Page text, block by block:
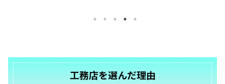
きる家の紹
...
参考になればと思います。 また、実
2designfukuoka公式LINE 目次1 実
例紹介、積水ハウス ...
しの雑貨や
です。 こ
工務店を選んだ理由